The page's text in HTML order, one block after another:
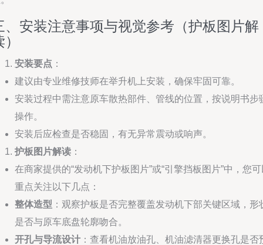
、安装注意事项与视觉参考（护板图片解
安装要点 ：
建议由专业维修技师在举升机上安装，确保牢固可靠。
安装过程中需注意原车散热部件、管线的位置，按说明书步
操作。
安装后应检查是否稳固，有无异常震动或响声。
护板图片解读 ：
在商家提供的“发动机下护板图片”或“引擎挡板图片”中，您
重点关注以下几点：
整体造型 ：观察护板是否完整覆盖发动机下部关键区域，形
是否与原车底盘轮廓吻合。
开孔与导流设计 ：查看机油放油孔、机油滤清器更换孔是否